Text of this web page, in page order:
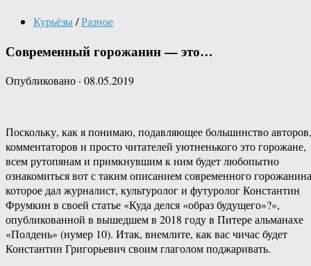
Курьёзы/Разное
Современный горожанин — это…
Опубликовано · 08.05.2019
Поскольку, как я понимаю, подавляющее большинство авторов,
комментаторов и просто читателей уютненького это горожане,
всем рутопянам и примкнувшим к ним будет любопытно
ознакомиться вот с таким описанием современного
которое дал журналист, культуролог и футуролог Константин
Фрумкин в своей статье «Куда делся «образ будущего»?»,
опубликованной в вышедшем в 2018 году в Питере альманахе
«Полдень» (нумер 10). Итак, внемлите, как вас чичас будет
Константин Григорьевич своим глаголом поджаривать.